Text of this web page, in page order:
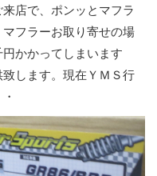
店で、ポンッとマフラ
フラーお取り寄せの場
かかってしまいます
します。現在ＹＭＳ行